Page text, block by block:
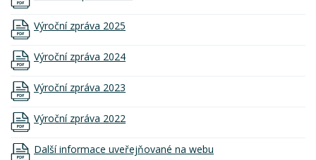
Výroční zpráva 2025
Výroční zpráva 2024
Výroční zpráva 2023
Výroční zpráva 2022
Další informace uveřejňované na webu